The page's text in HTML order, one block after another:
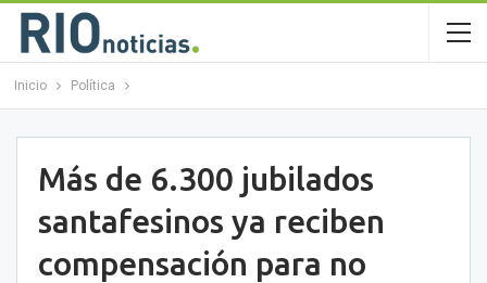
Inicio Política
Más de 6.300 jubilados
santafesinos ya reciben
compensación para no